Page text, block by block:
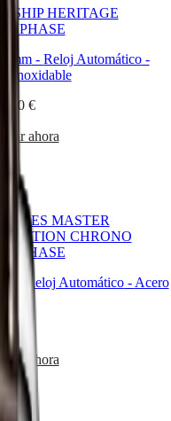
HERITAGE
mm- Reloj Automático-
inoxidable
€
ahora
MASTER
CHRONO
Reloj Automático- Acero
€
ahora